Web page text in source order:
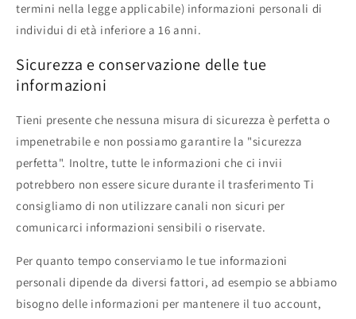
termini nella legge applicabile) informazioni personali di
individui di età inferiore a 16 anni.
Sicurezza e conservazione delle tue
informazioni
Tieni presente che nessuna misura di sicurezza è perfetta o
impenetrabile e non possiamo garantire la "sicurezza
perfetta". Inoltre, tutte le informazioni che ci invii
potrebbero non essere sicure durante il trasferimento Ti
consigliamo di non utilizzare canali non sicuri per
comunicarci informazioni sensibili o riservate.
Per quanto tempo conserviamo le tue informazioni
personali dipende da diversi fattori, ad esempio se abbiamo
bisogno delle informazioni per mantenere il tuo account,